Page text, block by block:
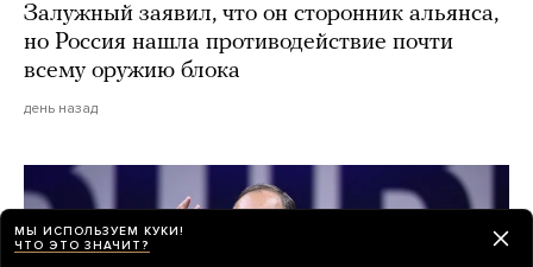
Залужный заявил, что он сторонник альянса,
но Россия нашла противодействие почти
всему оружию блока
день назад
МЫ ИСПОЛЬЗУЕМ КУКИ!
ЧТО ЭТО ЗНАЧИТ?